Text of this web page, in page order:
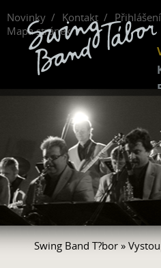
Novinky Kontakt
Přihlášení
Mapa stránek
Swing Band T?bor »